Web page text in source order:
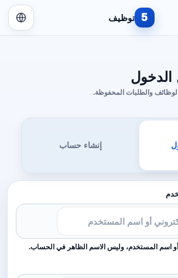
5 توظيف
والطلبات المحفوظة.
إنشاء حساب
أو اسم المستخدم، وليس الاسم الظاهر في الحساب.